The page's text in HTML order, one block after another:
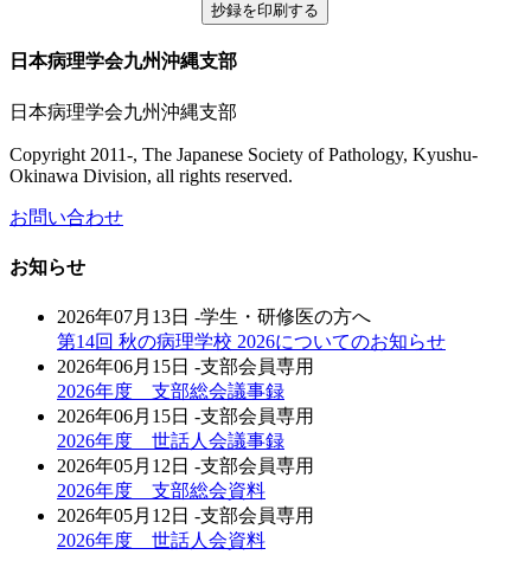
抄録を印刷する
日本病理学会九州沖縄支部
日本病理学会九州沖縄支部
Copyright 2011-, The Japanese Society of Pathology, Kyushu-
Okinawa Division, all rights reserved.
お問い合わせ
お知らせ
2026年07月13日 -学生・研修医の方へ
第14回 秋の病理学校 2026についてのお知らせ
2026年06月15日 -支部会員専用
2026年度 支部総会議事録
2026年06月15日 -支部会員専用
2026年度 世話人会議事録
2026年05月12日 -支部会員専用
2026年度 支部総会資料
2026年05月12日 -支部会員専用
2026年度 世話人会資料